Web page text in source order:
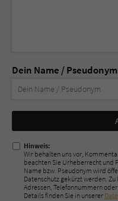
Dein Name /
Nicht
ausfüllen!
Hinweis:
Wir behalten uns vor,
beachten Sie Urheberrecht und
Name bzw. Pseudonym wird
Datenschutz gekürzt werden.
Adressen, Telefonnummern
Details finden Sie in unserer